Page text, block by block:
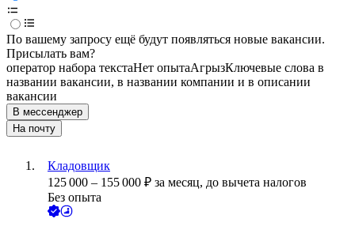
По вашему запросу ещё будут появляться новые вакансии.
Присылать вам?
оператор набора текстаНет опытаАгрызКлючевые слова в
названии вакансии, в названии компании и в описании
вакансии
В мессенджер
На почту
Кладовщик
125 000 – 155 000 ₽ за месяц, до вычета налогов
Без опыта